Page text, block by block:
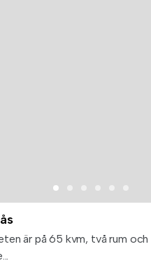
är på 65 kvm, två rum och